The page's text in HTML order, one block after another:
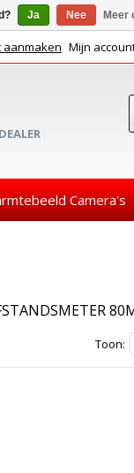
aanmaken Mijn
Camera's
Toon:
Ja Nee Meer